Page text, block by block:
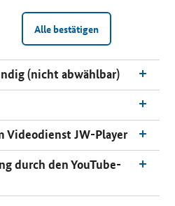
n
Alle bestätigen
(nicht abwählbar)
Videodienst JW-Player
durch den YouTube-